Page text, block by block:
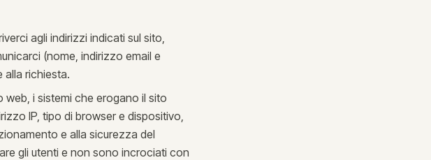
agli indirizzi indicati sul sito,
(nome, indirizzo email e
alla richiesta.
web, i sistemi che erogano il sito
IP, tipo di browser e dispositivo,
e alla sicurezza del
gli utenti e non sono incrociati con